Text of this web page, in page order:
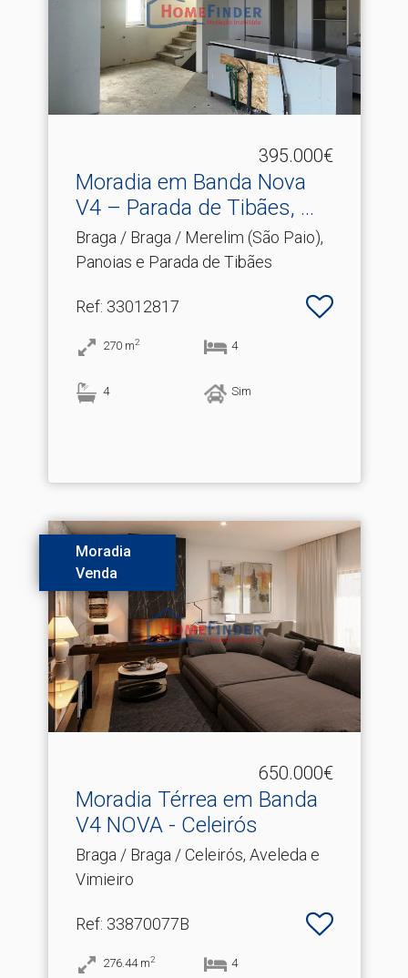
395.000€
Moradia em Banda Nova
V4 – Parada de Tibães, .​..
Braga / Braga / Merelim (São Paio),
Panoias e Parada de Tibães
Ref: 33012817
270 m2 4
4 Sim
Moradia
Venda
650.000€
Moradia Térrea em Banda
V4 NOVA - Celeirós
Braga / Braga / Celeirós, Aveleda e
Vimieiro
Ref: 33870077B
276.44 m2 4